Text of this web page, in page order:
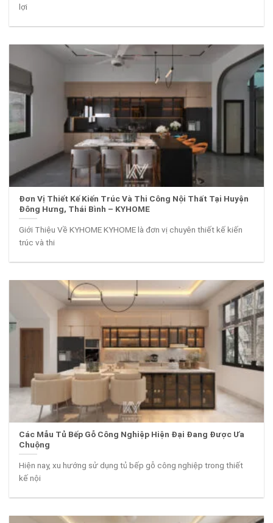
lợi
Đơn Vị Thiết Kế Kiến Trúc Và Thi Công Nội Thất Tại Huyện
Đông Hưng, Thái Bình – KYHOME
Giới Thiệu Về KYHOME KYHOME là đơn vị chuyên thiết kế kiến
trúc và thi
Các Mẫu Tủ Bếp Gỗ Công Nghiệp Hiện Đại Đang Được Ưa
Chuộng
Hiện nay, xu hướng sử dụng tủ bếp gỗ công nghiệp trong thiết
kế nội